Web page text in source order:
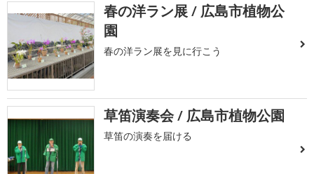
春の洋ラン展 / 広島市植物公
園
春の洋ラン展を見に行こう
草笛演奏会 / 広島市植物公園
草笛の演奏を届ける